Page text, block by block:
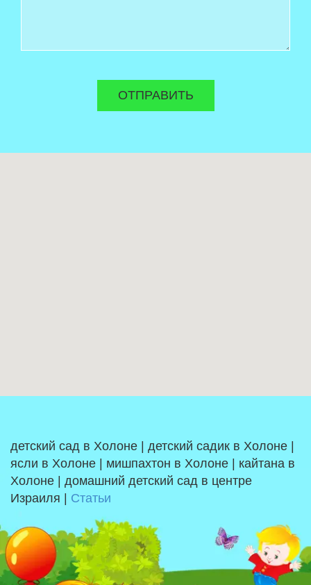
детский сад в Холоне | детский садик в Холоне |
ясли в Холоне | мишпахтон в Холоне | кайтана в
Холоне | домашний детский сад в центре
Израиля | Статьи